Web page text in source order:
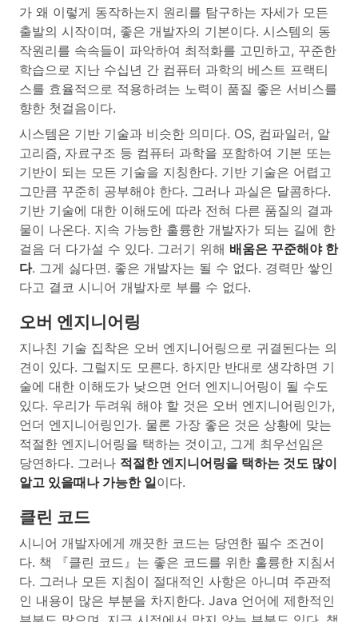
가 왜 이렇게 동작하는지 원리를 탐구하는 자세가 모든
출발의 시작이며, 좋은 개발자의 기본이다. 시스템의 동
작원리를 속속들이 파악하여 최적화를 고민하고, 꾸준한
학습으로 지난 수십년 간 컴퓨터 과학의 베스트 프랙티
스를 효율적으로 적용하려는 노력이 품질 좋은 서비스를
향한 첫걸음이다.
시스템은 기반 기술과 비슷한 의미다. OS, 컴파일러, 알
고리즘, 자료구조 등 컴퓨터 과학을 포함하여 기본 또는
기반이 되는 모든 기술을 지칭한다. 기반 기술은 어렵고
그만큼 꾸준히 공부해야 한다. 그러나 과실은 달콤하다.
기반 기술에 대한 이해도에 따라 전혀 다른 품질의 결과
물이 나온다. 지속 가능한 훌륭한 개발자가 되는 길에 한
걸음 더 다가설 수 있다. 그러기 위해 배움은 꾸준해야 한
다. 그게 싫다면. 좋은 개발자는 될 수 없다. 경력만 쌓인
다고 결코 시니어 개발자로 부를 수 없다.
오버 엔지니어링
지나친 기술 집착은 오버 엔지니어링으로 귀결된다는 의
견이 있다. 그럴지도 모른다. 하지만 반대로 생각하면 기
술에 대한 이해도가 낮으면 언더 엔지니어링이 될 수도
있다. 우리가 두려워 해야 할 것은 오버 엔지니어링인가,
언더 엔지니어링인가. 물론 가장 좋은 것은 상황에 맞는
적절한 엔지니어링을 택하는 것이고, 그게 최우선임은
당연하다. 그러나 적절한 엔지니어링을 택하는 것도 많이
알고 있을때나 가능한 일이다.
클린 코드
시니어 개발자에게 깨끗한 코드는 당연한 필수 조건이
다. 책 『클린 코드』는 좋은 코드를 위한 훌륭한 지침서
다. 그러나 모든 지침이 절대적인 사항은 아니며 주관적
인 내용이 많은 부분을 차지한다. Java 언어에 제한적인